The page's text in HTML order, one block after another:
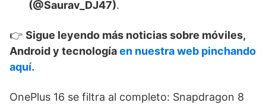
(@Saurav_DJ47).
👉 Sigue leyendo más noticias sobre móviles,
Android y tecnologíaen nuestra web pinchando
aquí.
OnePlus 16 se filtra al completo: Snapdragon 8